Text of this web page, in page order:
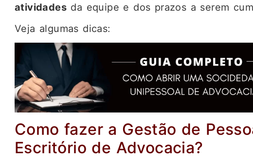
atividades da equipe e dos prazos a serem
Veja algumas dicas:
Como fazer a Gestão de
Escritório de Advocacia?